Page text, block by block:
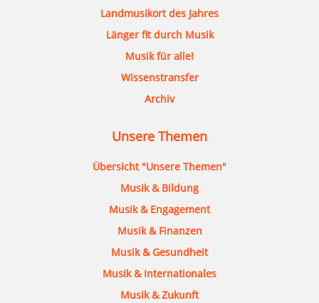
Landmusikort des Jahres
Länger fit durch Musik
Musik für alle!
Wissenstransfer
Archiv
Unsere Themen
Übersicht "Unsere Themen"
Musik & Bildung
Musik & Engagement
Musik & Finanzen
Musik & Gesundheit
Musik & Internationales
Musik & Zukunft